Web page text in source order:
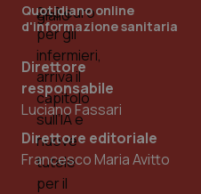
Quotidiano online
d'informazione sanitaria
Direttore
responsabile
Luciano Fassari
Direttore editoriale
Francesco Maria Avitto